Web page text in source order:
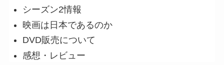
シーズン2情報
映画は日本であるのか
DVD販売について
感想・レビュー